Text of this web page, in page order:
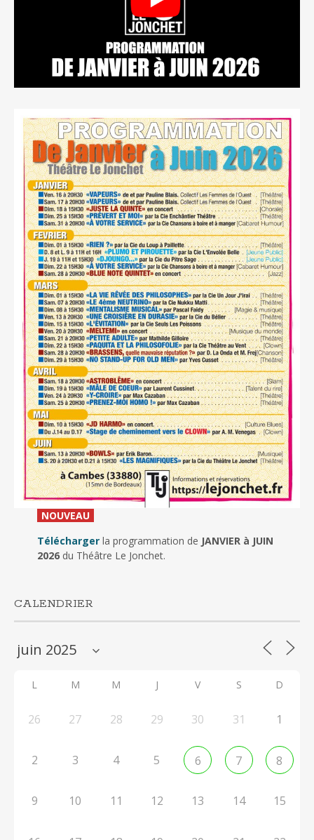
NOUVEAU_
Télécharger la programmation de JANVIER à JUIN
2026du Théâtre Le Jonchet.
CALENDRIER
L M M J V S D
26 27 28 29 30 31 1
2 3 4 5 6 7 8
9 10 11 12 13 14 15